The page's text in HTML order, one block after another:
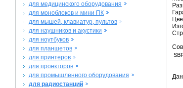
для медицинского оборудования
для моноблоков и мини ПК
для мышей, клавиатур, пультов
для наушников и акустики
для ноутбуков
для планшетов
для принтеров
для проекторов
для промышленного оборудования
для радиостанций